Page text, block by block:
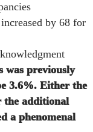
by 68 for
was previously
3.6%. Either the
the additional
a phenomenal